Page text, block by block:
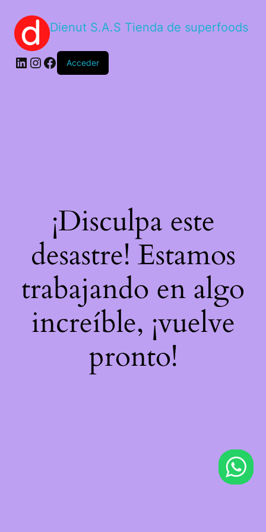
Dienut S.A.S Tienda de superfoods
Acceder
¡Disculpa este
desastre! Estamos
trabajando en algo
increíble, ¡vuelve
pronto!